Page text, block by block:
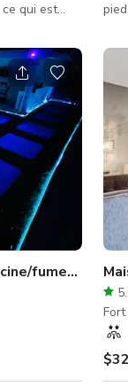
qui est
murs
en font un
de
également
bois ainsi
toujours
auprès de
fumeur/